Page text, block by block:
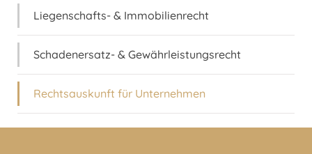
Liegenschafts- & Immobilienrecht
Schadenersatz- & Gewährleistungsrecht
Rechtsauskunft für Unternehmen